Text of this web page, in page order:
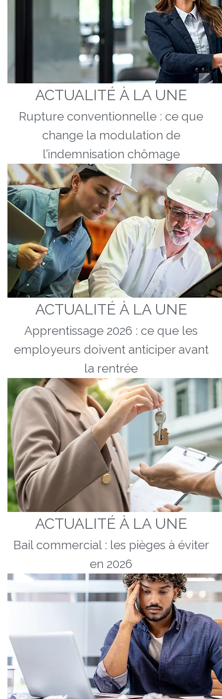
ACTUALITÉ À LA UNE
Rupture conventionnelle : ce que
change la modulation de
l’indemnisation chômage
ACTUALITÉ À LA UNE
Apprentissage 2026 : ce que les
employeurs doivent anticiper avant
la rentrée
ACTUALITÉ À LA UNE
Bail commercial : les pièges à éviter
en 2026